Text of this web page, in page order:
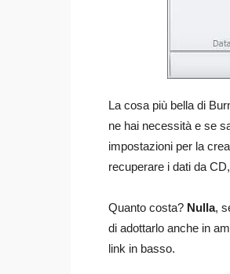
La cosa più bella di
ne hai necessità e se
impostazioni per la
recuperare i dati da
Quanto costa? Nulla,
di adottarlo anche in
link in basso.